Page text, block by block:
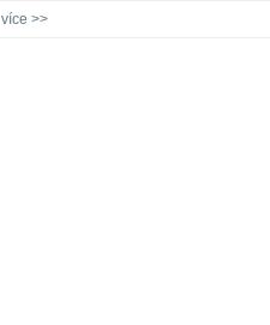
více >>